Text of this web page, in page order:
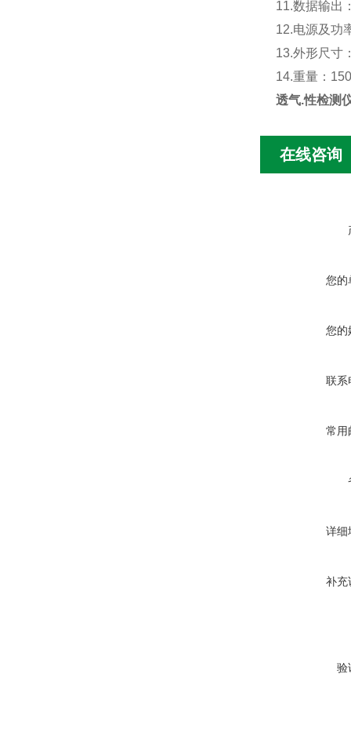
11.数据输出
12.电源及功
13.外形尺寸
14.重量：
透气.性检测
在线咨询
您的
您的
联系
常用
详细
补充
验